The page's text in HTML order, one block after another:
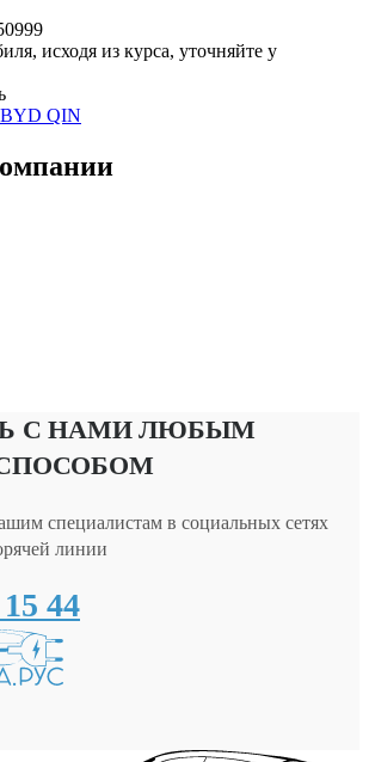
исходя из курса, уточняйте у
BYD QIN
С НАМИ ЛЮБЫМ
специалистам в социальных сетях
линии
44